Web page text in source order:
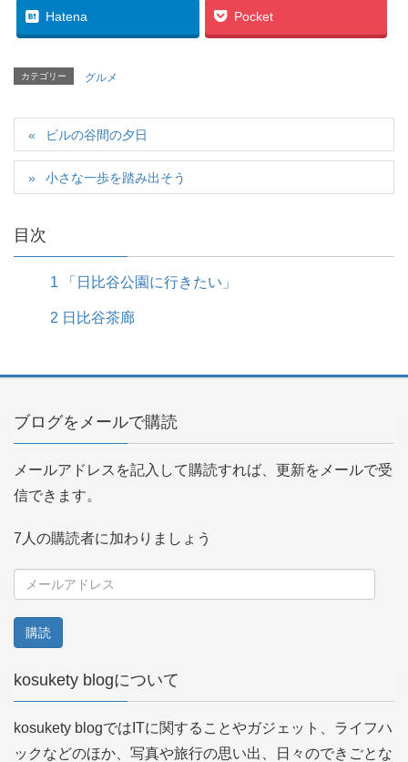
Hatena Pocket
カテゴリー グルメ
ビルの谷間の夕日
小さな一歩を踏み出そう
目次
1 「日比谷公園に行きたい」
2 日比谷茶廊
ブログをメールで購読
メールアドレスを記入して購読すれば、更新をメールで受
信できます。
7人の購読者に加わりましょう
ル
ド
ス
kosukety blogについて
kosukety blogではITに関することやガジェット、ライフハ
ックなどのほか、写真や旅行の思い出、日々のできごとな